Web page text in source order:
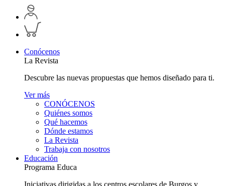
Acceder
a
perfil
personal
Inspeccionar
carrito
Conócenos
La Revista
Descubre las nuevas propuestas que hemos diseñado para ti.
Ver más
CONÓCENOS
Quiénes somos
Qué hacemos
Dónde estamos
La Revista
Trabaja con nosotros
Educación
Programa Educa
Iniciativas dirigidas a los centros escolares de Burgos y